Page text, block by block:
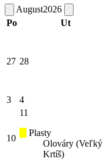
August2026
Po
Ut
27 28
3 4
10
11
Plasty
Olováry (Veľký
Krtíš)